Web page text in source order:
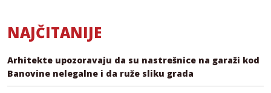
NAJČITANIJE
Arhitekte upozoravaju da su nastrešnice na garaži kod
Banovine nelegalne i da ruže sliku grada